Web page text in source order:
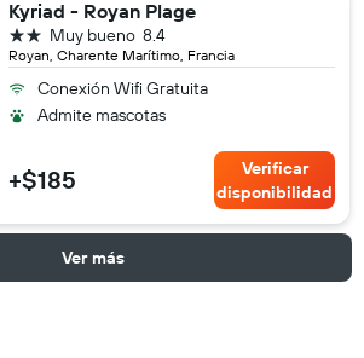
Kyriad - Royan Plage
Royan, Charente Marítimo, Francia
8.4
Muy bueno
2 estrellas
Conexión Wifi Gratuita
Admite mascotas
+$185
Verificar
disponibilidad
Ver más